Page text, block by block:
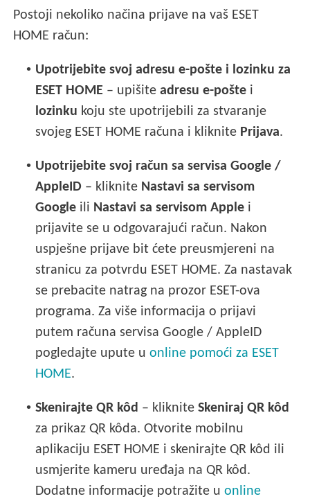
Postoji nekoliko načina prijave na vaš ESET
HOME račun:
• Upotrijebite svoj adresu e-pošte i lozinku za
ESET HOME – upišiteadresu e-pošte i
lozinku koju ste upotrijebili za stvaranje
svojeg ESET HOME računa i kliknite Prijava.
• Upotrijebite svoj račun sa servisaGoogle /
AppleID – kliknite Nastavi sa servisom
Google ili Nastavi sa servisomApple i
prijavite se u odgovarajući račun. Nakon
uspješne prijave bit ćete preusmjereni na
stranicu za potvrdu ESET HOME. Za nastavak
se prebacite natrag na prozor ESET-ova
programa. Za više informacija o prijavi
putem računa servisaGoogle /AppleID
pogledajte upute uonline pomoći za ESET
HOME.
• Skenirajte QR kôd – klikniteSkeniraj QR kôd
za prikaz QR kôda. Otvorite mobilnu
aplikaciju ESET HOME i skenirajte QR kôd ili
usmjerite kameru uređaja na QR kôd.
Dodatne informacije potražite uonline